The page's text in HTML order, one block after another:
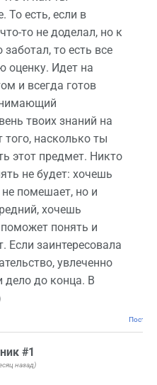
То есть, если в
то не доделал, но к
то есть все
оценку. Идет на
и всегда готов
твоих знаний на
того, насколько ты
этот предмет. Никто
не будет: хочешь
не помешает, но и
хочешь
понять и
Если заинтересовала
увлеченно
дело до конца. В
#1
назад)